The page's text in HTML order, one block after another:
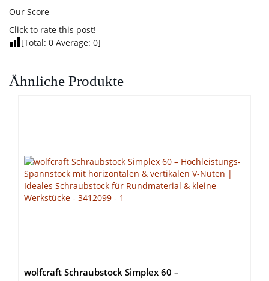
Our Score
Click to rate this post!
[Total: 0 Average: 0]
Ähnliche Produkte
wolfcraft Schraubstock Simplex 60 –